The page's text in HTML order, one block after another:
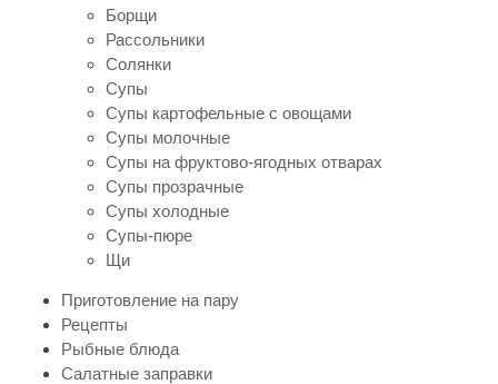
Борщи
Рассольники
Солянки
Супы
Супы картофельные с овощами
Супы молочные
Супы на фруктово-ягодных отварах
Супы прозрачные
Супы холодные
Супы-пюре
Щи
Приготовление на пару
Рецепты
Рыбные блюда
Салатные заправки